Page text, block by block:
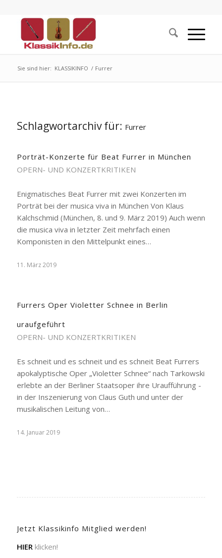
Sie sind hier: KLASSIKINFO / Furrer
Schlagwortarchiv für: Furrer
Porträt-Konzerte für Beat Furrer in München
OPERN- UND KONZERTKRITIKEN
Enigmatisches Beat Furrer mit zwei Konzerten im
Porträt bei der musica viva in München Von Klaus
Kalchschmid (München, 8. und 9. März 2019) Auch wenn
die musica viva in letzter Zeit mehrfach einen
Komponisten in den Mittelpunkt eines…
11. März 2019
Furrers Oper Violetter Schnee in Berlin
uraufgeführt
OPERN- UND KONZERTKRITIKEN
Es schneit und es schneit und es schneit Beat Furrers
apokalyptische Oper „Violetter Schnee“ nach Tarkowski
erlebte an der Berliner Staatsoper ihre Uraufführung -
in der Inszenierung von Claus Guth und unter der
musikalischen Leitung von…
14. Januar 2019
Jetzt Klassikinfo Mitglied werden!
HIER klicken!